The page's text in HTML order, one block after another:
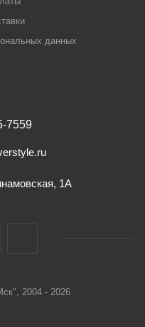
данных
7559
1А
2004 - 2026